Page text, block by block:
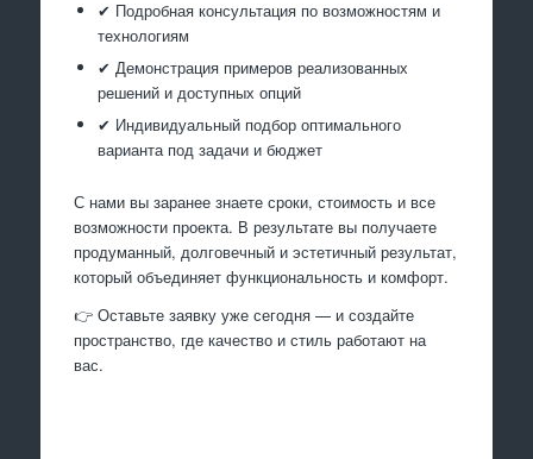
✔ Подробная консультация по возможностям и
технологиям
✔ Демонстрация примеров реализованных
решений и доступных опций
✔ Индивидуальный подбор оптимального
варианта под задачи и бюджет
С нами вы заранее знаете сроки, стоимость и все
возможности проекта. В результате вы получаете
продуманный, долговечный и эстетичный результат,
который объединяет функциональность и комфорт.
👉 Оставьте заявку уже сегодня — и создайте
пространство, где качество и стиль работают на
вас.